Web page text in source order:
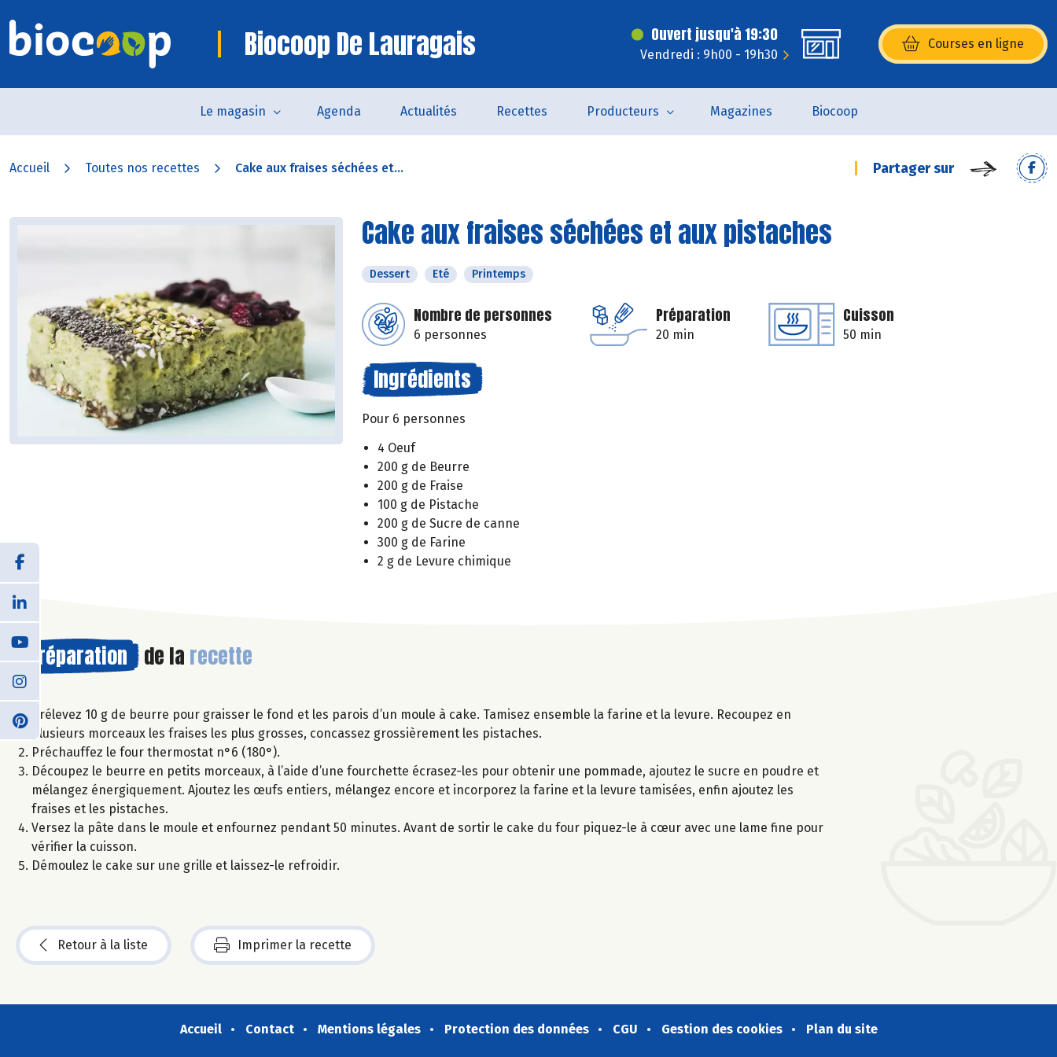
Biocoop De Lauragais Ouvert jusqu'à 19:30
Vendredi : 9h00 - 19h30
Courses en ligne
(s’ouvre dans une nouvelle
Le magasin Agenda Actualités Recettes Producteurs Magazines Biocoop
Accueil Toutes nos recettes Cake aux fraises séchées et... Partager sur
Cake aux fraises séchées et aux pistaches
Dessert Eté Printemps
Nombre de personnes
6 personnes
Préparation
20 min
Cuisson
50 min
Ingrédients
Pour 6 personnes
4 Oeuf
200 g de Beurre
200 g de Fraise
100 g de Pistache
200 g de Sucre de canne
300 g de Farine
2 g de Levure chimique
Préparation de la recette
Prélevez 10 g de beurre pour graisser le fond et les parois d’un moule à cake. Tamisez ensemble la farine et la levure. Recoupez en
plusieurs morceaux les fraises les plus grosses, concassez grossièrement les pistaches.
Préchauffez le four thermostat n°6 (180°).
Découpez le beurre en petits morceaux, à l’aide d’une fourchette écrasez-les pour obtenir une pommade, ajoutez le sucre en poudre et
mélangez énergiquement. Ajoutez les œufs entiers, mélangez encore et incorporez la farine et la levure tamisées, enfin ajoutez les
fraises et les pistaches.
Versez la pâte dans le moule et enfournez pendant 50 minutes. Avant de sortir le cake du four piquez-le à cœur avec une lame fine pour
vérifier la cuisson.
Démoulez le cake sur une grille et laissez-le refroidir.
Retour à la liste Imprimer la recette
Accueil Contact Mentions légales Protection des données CGU Gestion des cookies Plan du site